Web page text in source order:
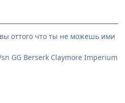
оттого что ты не можешь ими
GG Berserk Claymore Imperium